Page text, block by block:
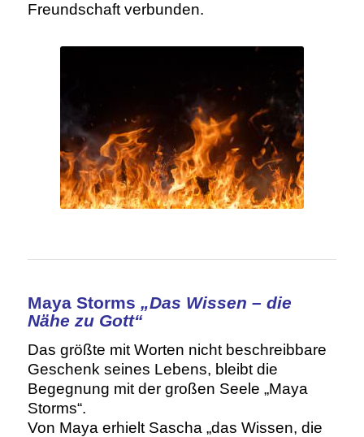
Freundschaft verbunden.
Maya Storms „Das Wissen – die
Nähe zu Gott“
Das größte mit Worten nicht beschreibbare
Geschenk seines Lebens, bleibt die
Begegnung mit der großen Seele „Maya
Storms“.
Von Maya erhielt Sascha „das Wissen, die